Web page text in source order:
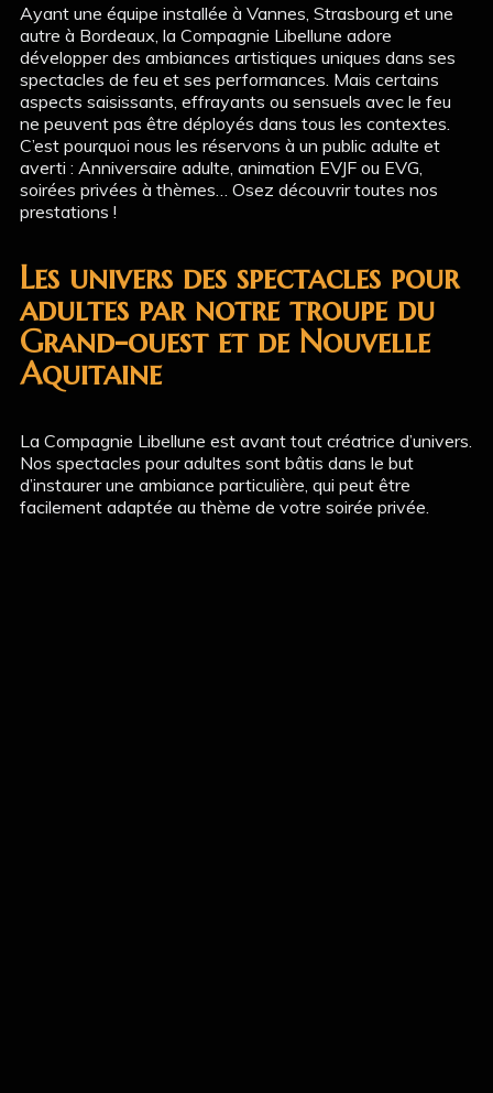
Ayant une équipe installée à Vannes, Strasbourg et une
autre à Bordeaux, la Compagnie Libellune adore
développer des ambiances artistiques uniques dans ses
spectacles de feu et ses performances. Mais certains
aspects saisissants, effrayants ou sensuels avec le feu
ne peuvent pas être déployés dans tous les contextes.
C’est pourquoi nous les réservons à un public adulte et
averti : Anniversaire adulte, animation EVJF ou EVG,
soirées privées à thèmes… Osez découvrir toutes nos
prestations !
Les univers des spectacles pour
adultes par notre troupe du
Grand-ouest et de Nouvelle
Aquitaine
La Compagnie Libellune est avant tout créatrice d’univers.
Nos spectacles pour adultes sont bâtis dans le but
d’instaurer une ambiance particulière, qui peut être
facilement adaptée au thème de votre soirée privée.